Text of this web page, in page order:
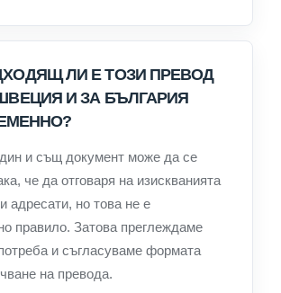
ЛИ Е ТОЗИ ПРЕВОД
И ЗА БЪЛГАРИЯ
и същ документ може да се
че да отговаря на изискванията
адресати, но това не е
правило. Затова преглеждаме
и съгласуваме формата
на превода.